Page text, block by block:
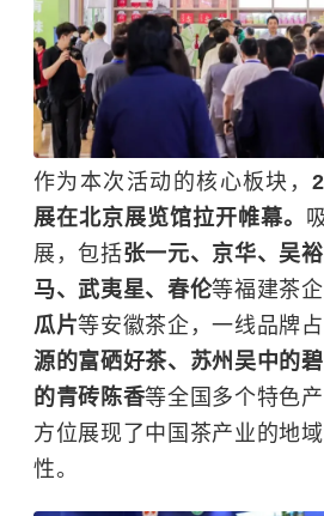
作为本次活动的核心板块，
展在北京展览馆拉开帷幕。
展，包括张一元、京华、吴
马、武夷星、春伦等福建茶
瓜片等安徽茶企，一线品牌占
源的富硒好茶、苏州吴中的
的青砖陈香等全国多个特色
方位展现了中国茶产业的地
性。